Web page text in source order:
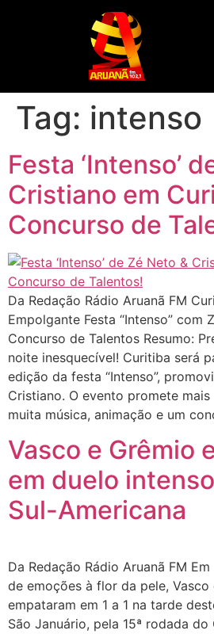
Tag: intenso
Festa ‘Intenso’
Cristiano em
Concurso de
Da Redação Rádio Aruanã FM
Empolgante Festa “Intenso” com
Concurso de Talentos Resumo:
noite inesquecível! Curitiba será
edição da festa “Intenso”,
Cristiano. O evento promete
muita música, animação e um
Vasco e Grêmio
em duelo
Sul-Americana
Da Redação Rádio Aruanã FM
de emoções à flor da pele, Vasco
empataram em 1 a 1 na tarde
São Januário, pela 15ª rodada do